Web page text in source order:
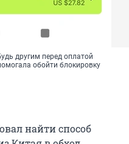
другим перед оплатой
обойти блокировку
найти способ